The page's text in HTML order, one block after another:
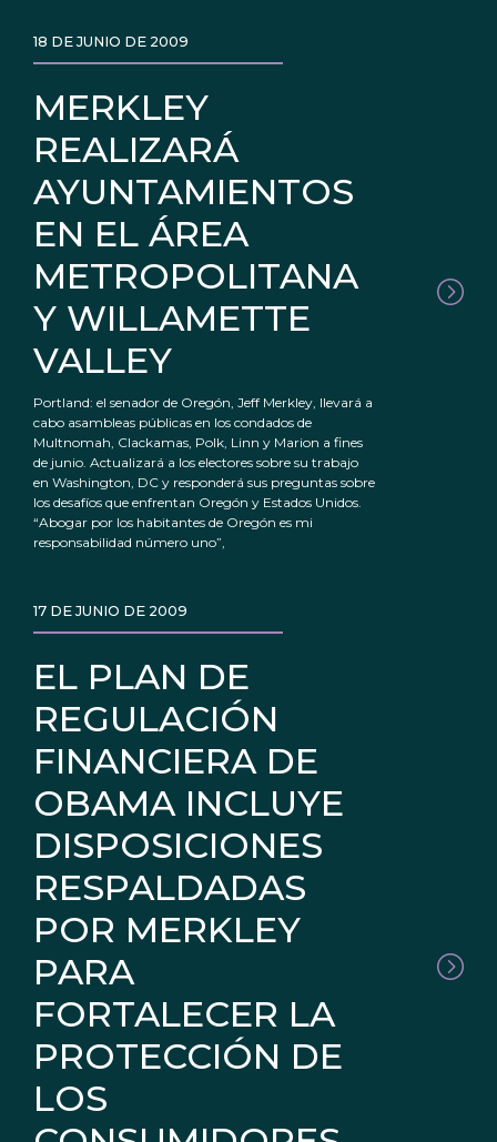
MERKLEY
REALIZARÁ
AYUNTAMIENTOS
EN EL ÁREA
METROPOLITANA
Y WILLAMETTE
VALLEY
18 DE JUNIO DE 2009
Portland: el senador de Oregón, Jeff Merkley, llevará a
cabo asambleas públicas en los condados de
Multnomah, Clackamas, Polk, Linn y Marion a fines
de junio. Actualizará a los electores sobre su trabajo
en Washington, DC y responderá sus preguntas sobre
los desafíos que enfrentan Oregón y Estados Unidos.
“Abogar por los habitantes de Oregón es mi
responsabilidad número uno”,
EL PLAN DE
REGULACIÓN
FINANCIERA DE
OBAMA INCLUYE
DISPOSICIONES
RESPALDADAS
POR MERKLEY
PARA
FORTALECER LA
PROTECCIÓN DE
LOS
17 DE JUNIO DE 2009